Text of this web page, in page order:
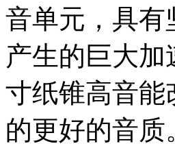
音单元，具有
产生的巨大加
寸纸锥高音
的更好的音质